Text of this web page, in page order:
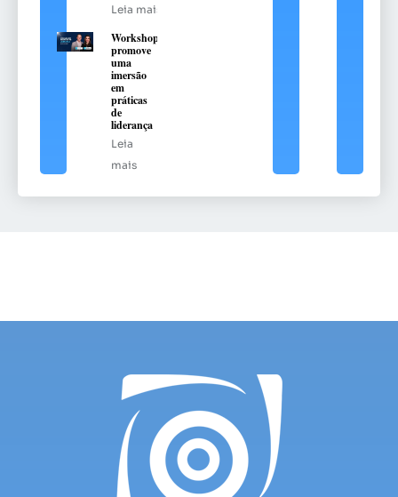
Leia mais
Workshop
promove
uma
imersão
em
práticas
de
liderança
Leia
mais